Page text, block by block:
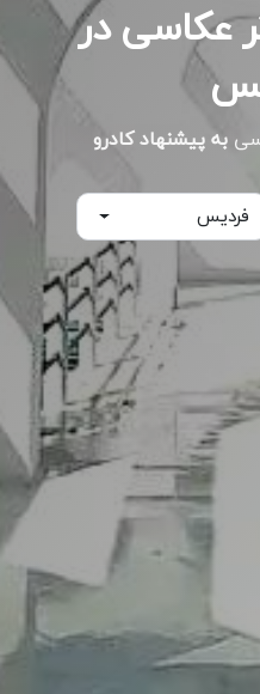
عکاسی در
به پیشنهاد کادرو
فردیس